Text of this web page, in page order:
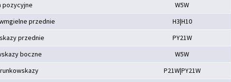
pozycyjne
W5W
przednie
H3|H10
przednie
PY21W
boczne
W5W
P21W|PY21W